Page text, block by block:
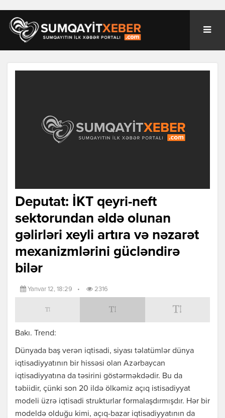
Deputat: İKT qeyri-neft
sektorundan əldə olunan
gəlirləri xeyli artıra və nəzarət
mexanizmlərini gücləndirə
bilər
Yanvar 12, 18:29 • 2316
Bakı. Trend:
Dünyada baş verən iqtisadi, siyası təlatümlər dünya
iqtisadiyyatının bir hissəsi olan Azərbaycan
iqtisadiyyatına da təsirini göstərməkdədir. Bu da
təbiidir, çünki son 20 ildə ölkəmiz açıq istisadiyyat
modeli üzrə iqtisadi strukturlar formalaşdırmışdır. Hər bir
modeldə olduğu kimi, açıq-bazar iqtisadiyyatının da